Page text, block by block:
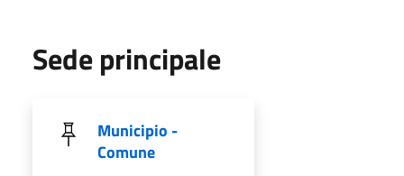
Sede principale
Municipio -
Comune